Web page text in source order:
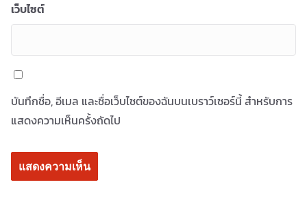
เว็บไซต์
บันทึกชื่อ, อีเมล และชื่อเว็บไซต์ของฉันบนเบราว์เซอร์นี้ สำหรับการ
แสดงความเห็นครั้งถัดไป